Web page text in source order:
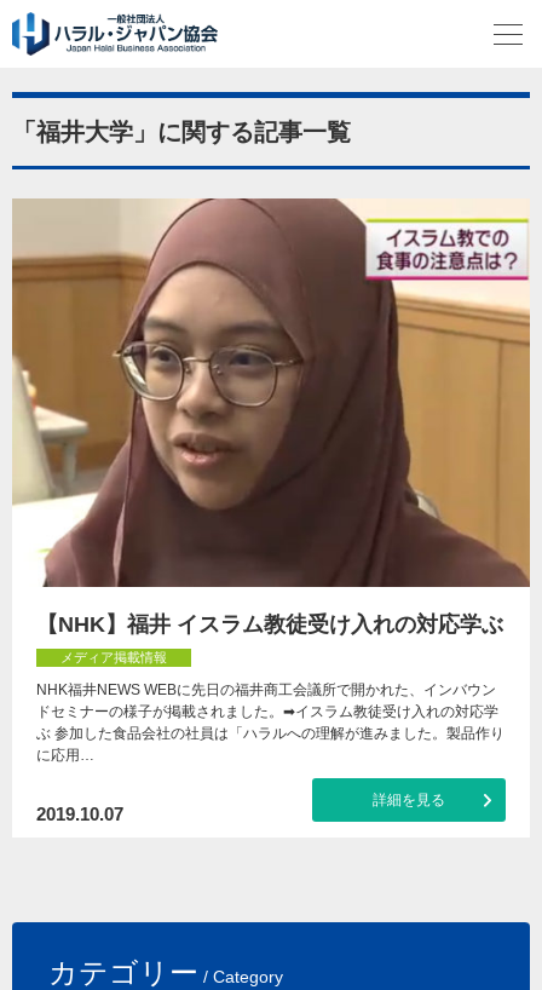
「福井大学」に関する記事一覧
【NHK】福井 イスラム教徒受け入れの対応学ぶ
メディア掲載情報
NHK福井NEWS WEBに先日の福井商工会議所で開かれた、インバウン
ドセミナーの様子が掲載されました。➡イスラム教徒受け入れの対応学
ぶ 参加した食品会社の社員は「ハラルへの理解が進みました。製品作り
に応用…
2019.10.07
詳細を見る
カテゴリー / Category